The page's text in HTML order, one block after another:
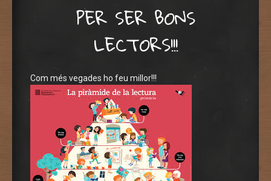
PER SER BONS
LECTORS!!!
Com més vegades ho feu millor!!!